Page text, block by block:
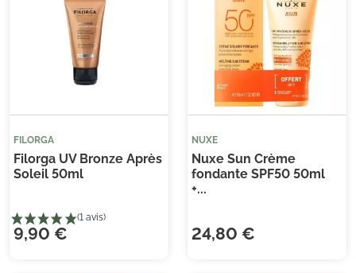
FILORGA
Filorga UV Bronze Après
Soleil 50ml
9,90 €
NUXE
Nuxe Sun Crème
fondante SPF50 50ml
+...
24,80 €